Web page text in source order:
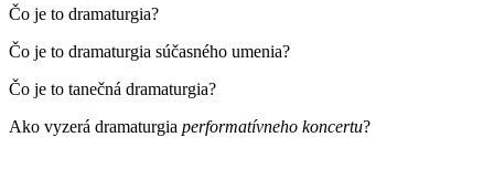
Čo je to dramaturgia?
Čo je to dramaturgia súčasného umenia?
Čo je to tanečná dramaturgia?
Ako vyzerá dramaturgia performatívneho koncertu?